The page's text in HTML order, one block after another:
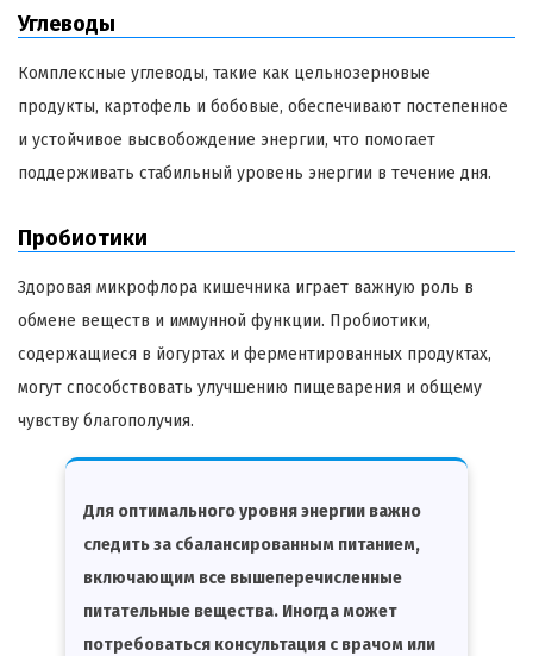
Углеводы
Комплексные углеводы, такие как цельнозерновые
продукты, картофель и бобовые, обеспечивают постепенное
и устойчивое высвобождение энергии, что помогает
поддерживать стабильный уровень энергии в течение дня.
Пробиотики
Здоровая микрофлора кишечника играет важную роль в
обмене веществ и иммунной функции. Пробиотики,
содержащиеся в йогуртах и ферментированных продуктах,
могут способствовать улучшению пищеварения и общему
чувству благополучия.
Для оптимального уровня энергии важно
следить за сбалансированным питанием,
включающим все вышеперечисленные
питательные вещества. Иногда может
потребоваться консультация с врачом или